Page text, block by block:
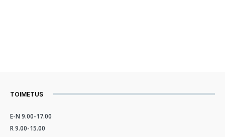
TOIMETUS
E-N 9.00-17.00
R 9.00-15.00